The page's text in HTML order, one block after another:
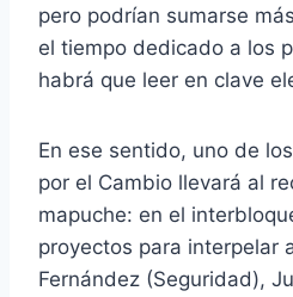
pero podrían sumarse
el tiempo dedicado a los
habrá que leer en clave
En ese sentido, uno de
por el Cambio llevará al
mapuche: en el
proyectos para interpelar
Fernández (Seguridad),